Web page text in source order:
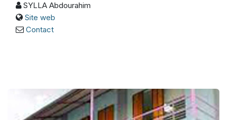
SYLLA Abdourahim
Site web
Contact